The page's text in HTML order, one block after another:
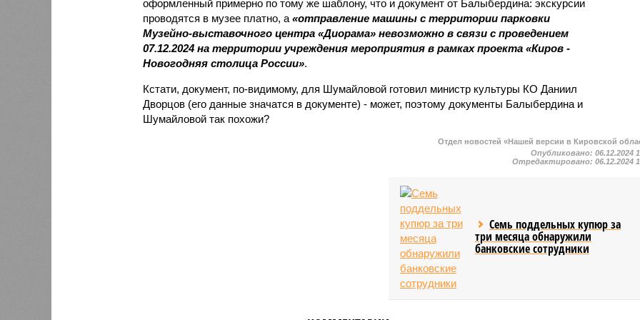
оформленный примерно по тому же шаблону, что и документ от Балыбердина: экскурсии
проводятся в музее платно, а «отправление машины с территории парковки
Музейно-выставочного центра «Диорама» невозможно в связи с проведением
07.12.2024 на территории учреждения мероприятия в рамках проекта «Киров -
Новогодняя столица России».
Кстати, документ, по-видимому, для Шумайловой готовил министр культуры КО Даниил
Дворцов (его данные значатся в документе) - может, поэтому документы Балыбердина и
Шумайловой так похожи?
Отдел новостей «Нашей версии в Кировской
Опубликовано:06.12.2024
Отредактировано:06.12.2024
Семь поддельных купюр за
три месяца обнаружили
банковские сотрудники